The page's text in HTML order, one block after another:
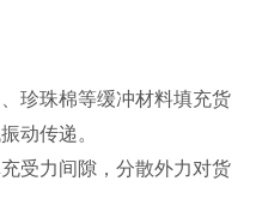
珍珠棉等缓冲材料填充货
动传递。
受力间隙，分散外力对货